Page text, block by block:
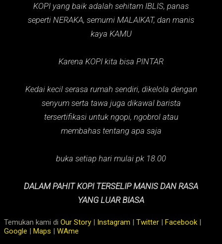
KOPI yang baik adalah sehitam IBLIS, panas
seperti NERAKA, semurni MALAIKAT, dan manis
kaya KAMU
Karena KOPI kita bisa PINTAR
Kedai kecil serasa rumah sendiri, dikelola dengan
senyum serta tawa juga dikawal barista
tersertifikasi untuk ngopi, ngobrol atau
membahas tentang apa saja
buka setiap hari mulai pk 18.00
DALAM PAHIT KOPI TERSELIP MANIS DAN RASA
YANG LUAR BIASA
Temukan kami di Our Story | Instagram | Twitter | Facebook |
Google | Maps | WAme